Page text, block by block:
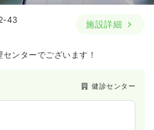
43
施設詳細
ンターでございます！
健診センター